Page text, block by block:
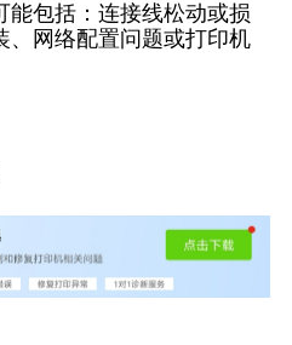
能包括：连接线松动或损
、网络配置问题或打印机